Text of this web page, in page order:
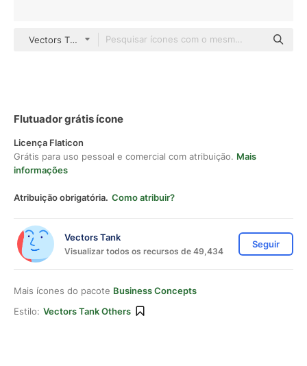
Vectors Tank Others
Flutuador grátis ícone
Licença Flaticon
Grátis para uso pessoal e comercial com atribuição. Mais
informações
Atribuição obrigatória. Como atribuir?
Vectors Tank
Visualizar todos os recursos de 49,434
Seguir
Mais ícones do pacote Business Concepts
Estilo: Vectors Tank Others